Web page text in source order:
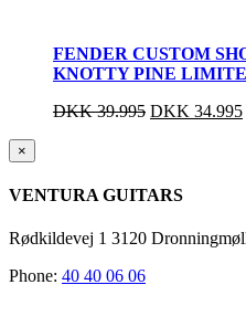
FENDER CUSTOM
KNOTTY PINE
DKK39.995 DKK 34.995
Close
product
view
×
VENTURA GUITARS
Rødkildevej 1 3120
Phone: 40 40 06 06